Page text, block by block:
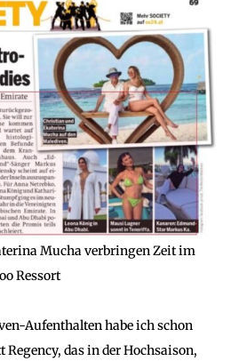
Mucha verbringen Zeit im
Ressort
Aufenthalten habe ich schon
Regency, das in der Hochsaison,